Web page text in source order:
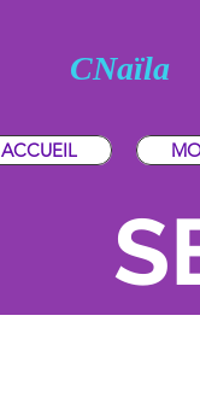
CNaïla
ACCUEIL